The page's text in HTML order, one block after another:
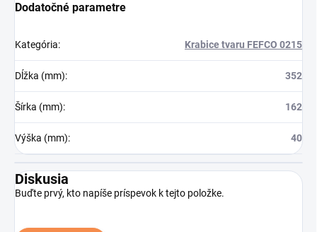
Dodatočné parametre
Kategória: Krabice tvaru FEFCO 0215
Dĺžka (mm): 352
Šírka (mm): 162
Výška (mm): 40
Diskusia
Buďte prvý, kto napíše príspevok k tejto položke.